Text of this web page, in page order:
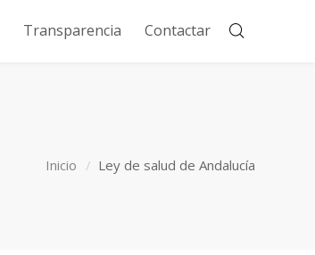
Transparencia Contactar
Inicio Ley de salud de Andalucía